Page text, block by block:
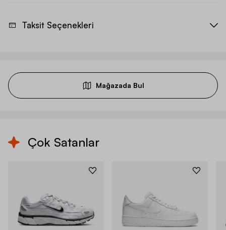
Taksit Seçenekleri
Mağazada Bul
Çok Satanlar